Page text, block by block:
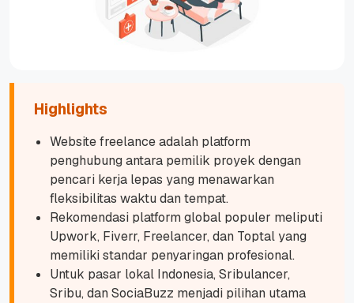
Highlights
Website freelance adalah platform
penghubung antara pemilik proyek dengan
pencari kerja lepas yang menawarkan
fleksibilitas waktu dan tempat.
Rekomendasi platform global populer meliputi
Upwork, Fiverr, Freelancer, dan Toptal yang
memiliki standar penyaringan profesional.
Untuk pasar lokal Indonesia, Sribulancer,
Sribu, dan SociaBuzz menjadi pilihan utama